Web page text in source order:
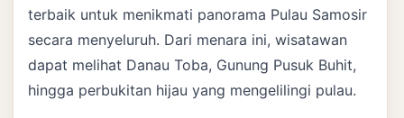
terbaik untuk menikmati panorama Pulau Samosir
secara menyeluruh. Dari menara ini, wisatawan
dapat melihat Danau Toba, Gunung Pusuk Buhit,
hingga perbukitan hijau yang mengelilingi pulau.